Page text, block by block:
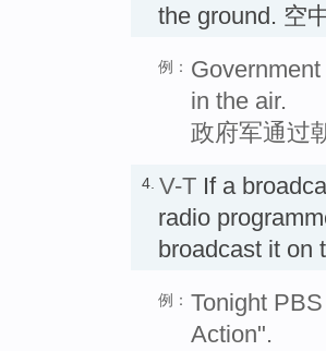
the ground. 空
例：
in the air.
政府军通过
4. V-T If a
radio
broadcast it on
例： Tonight
Action".